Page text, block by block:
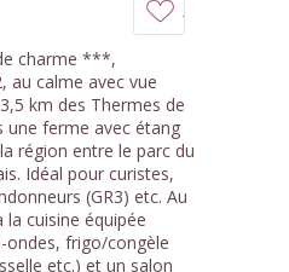
carnet
charme ***,
au calme avec vue
km des Thermes de
une ferme avec étang
région entre le parc du
Idéal pour curistes,
(GR3) etc. Au
la cuisine équipée
ondes, frigo/congèle
etc.) et un salon